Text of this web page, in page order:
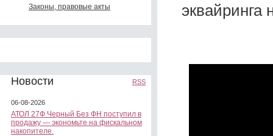
Законы, правовые акты
Новости RSS
06-08-2026
АТОЛ 27Ф Черный Без ФН поступил в
продажу — экономьте на фискальном
накопителе.
эквайринга